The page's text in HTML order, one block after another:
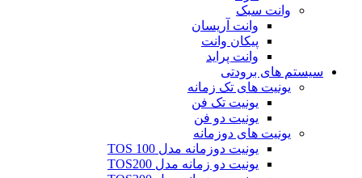
وانت سبک
وانت آریسان
پیکان وانت
وانت پراید
سیستم های برودتی
یونیت های تک زمانه
یونیت تک فن
یونیت دو فن
یونیت های دوزمانه
یونیت دوزمانه مدل TOS 100
یونیت دو زمانه مدل TOS200